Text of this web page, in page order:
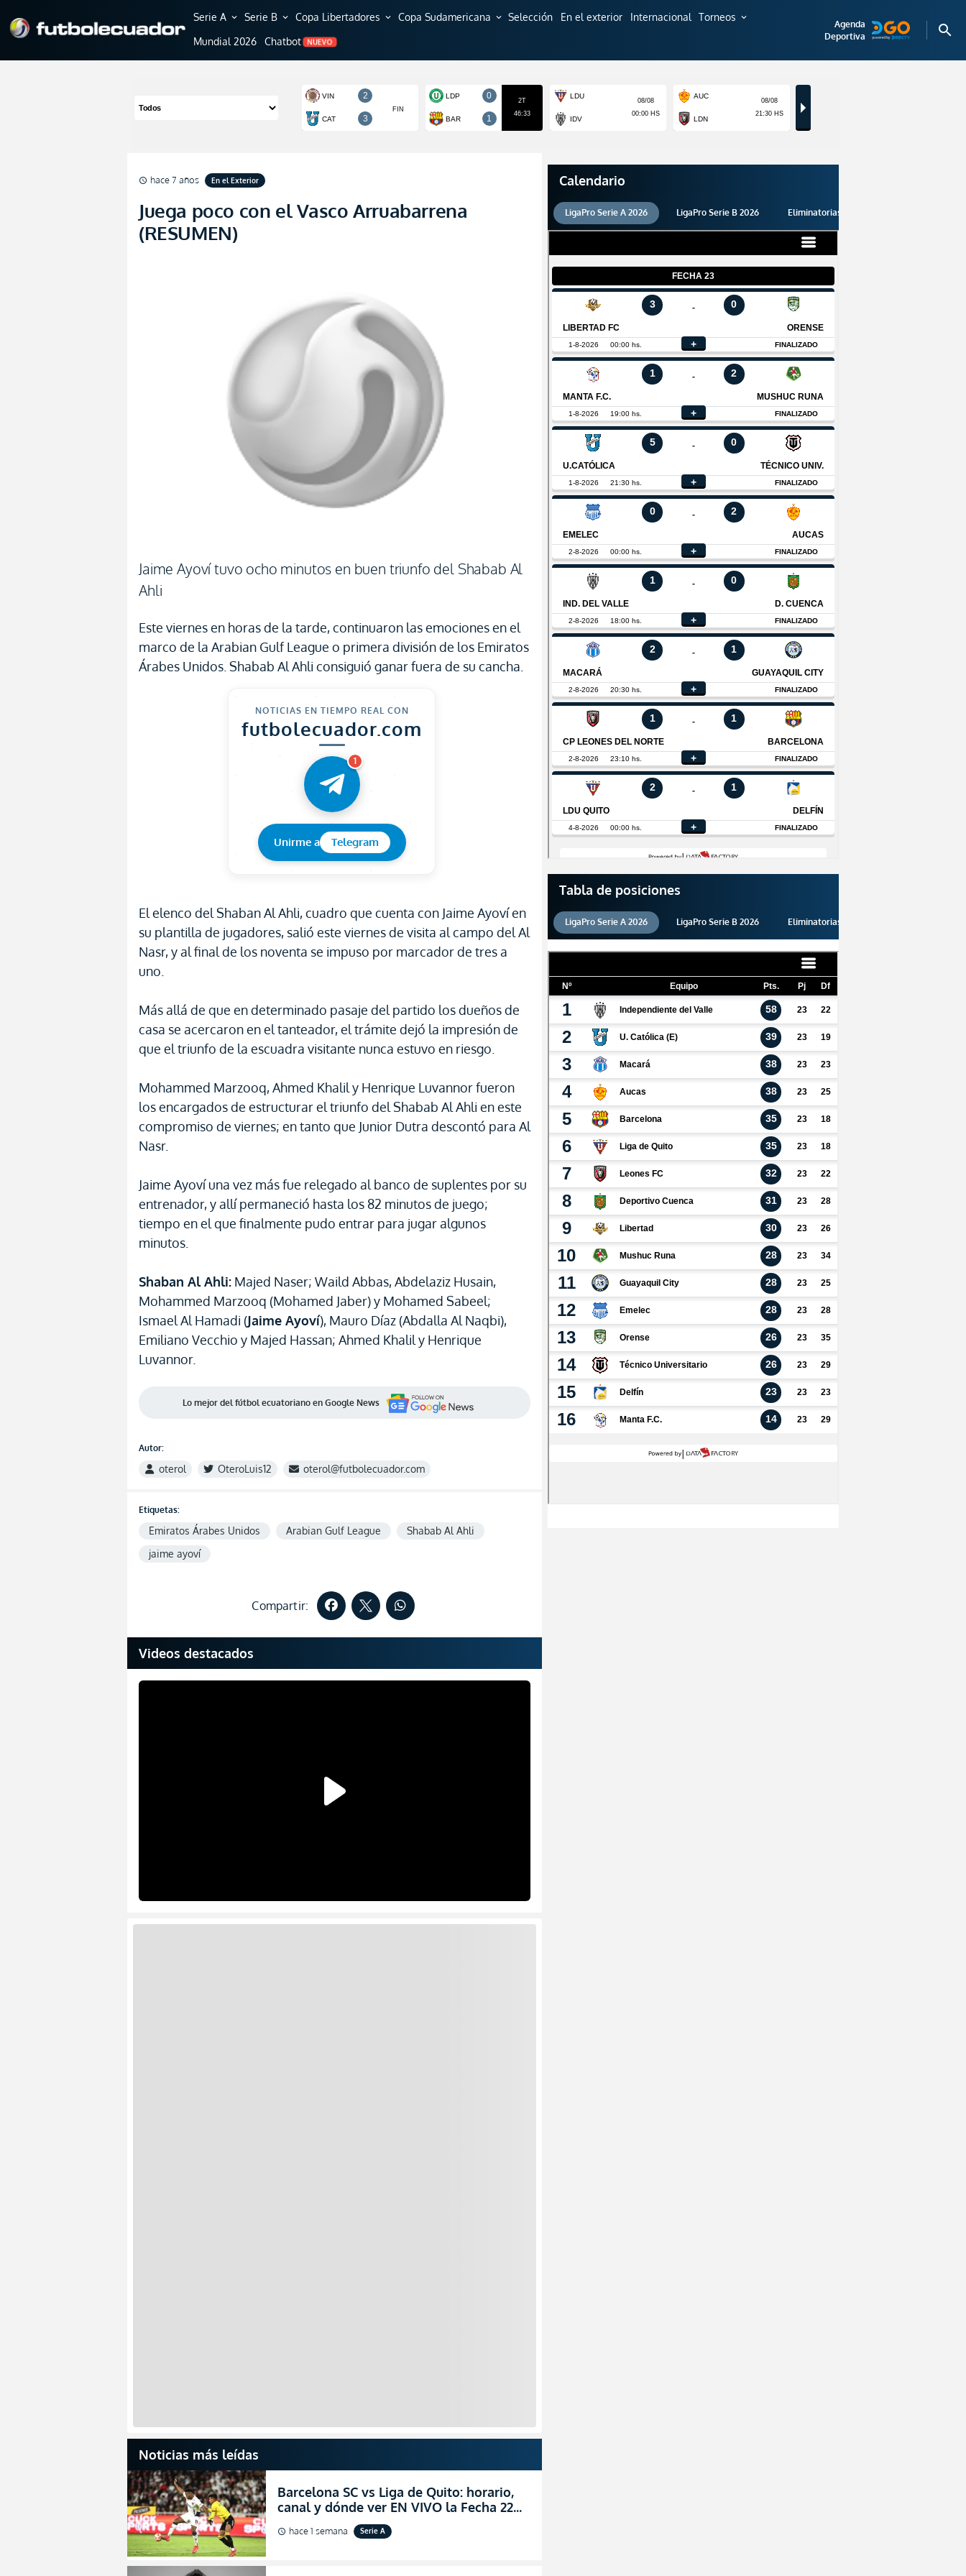
Serie A expand_more Serie B expand_more Copa Libertadores expand_more Copa Sudamericana expand_more Selección En el exterior Internacional Torneos expand_more
Mundial 2026 Chatbot NUEVO
Agenda
Deportiva
search
schedule hace 7 años En el Exterior
Juega poco con el Vasco Arruabarrena
(RESUMEN)
Jaime Ayoví tuvo ocho minutos en buen triunfo del Shabab Al
Ahli
Este viernes en horas de la tarde, continuaron las emociones en el
marco de la Arabian Gulf League o primera división de los Emiratos
Árabes Unidos. Shabab Al Ahli consiguió ganar fuera de su cancha.
NOTICIAS EN TIEMPO REAL CON
futbolecuador.com
1
Unirme a Telegram
El elenco del Shaban Al Ahli, cuadro que cuenta con Jaime Ayoví en
su plantilla de jugadores, salió este viernes de visita al campo del Al
Nasr, y al final de los noventa se impuso por marcador de tres a
uno.
Más allá de que en determinado pasaje del partido los dueños de
casa se acercaron en el tanteador, el trámite dejó la impresión de
que el triunfo de la escuadra visitante nunca estuvo en riesgo.
Mohammed Marzooq, Ahmed Khalil y Henrique Luvannor fueron
los encargados de estructurar el triunfo del Shabab Al Ahli en este
compromiso de viernes; en tanto que Junior Dutra descontó para Al
Nasr.
Jaime Ayoví una vez más fue relegado al banco de suplentes por su
entrenador, y allí permaneció hasta los 82 minutos de juego;
tiempo en el que finalmente pudo entrar para jugar algunos
minutos.
Shaban Al Ahli: Majed Naser; Waild Abbas, Abdelaziz Husain,
Mohammed Marzooq (Mohamed Jaber) y Mohamed Sabeel;
Ismael Al Hamadi (Jaime Ayoví), Mauro Díaz (Abdalla Al Naqbi),
Emiliano Vecchio y Majed Hassan; Ahmed Khalil y Henrique
Luvannor.
Lo mejor del fútbol ecuatoriano en Google News
Autor:
oterol OteroLuis12 oterol@futbolecuador.com
Etiquetas:
Emiratos Árabes Unidos Arabian Gulf League
Shabab Al Ahli
jaime ayoví
Compartir:
Videos destacados
Noticias más leídas
Barcelona SC vs Liga de Quito: horario,
canal y dónde ver EN VIVO la Fecha 22
de la LigaPro 2026
schedule hace 1 semana Serie A
Calendario
LigaPro Serie A 2026 LigaPro Serie B 2026 Eliminatorias 2026
Tabla de posiciones
LigaPro Serie A 2026 LigaPro Serie B 2026 Eliminatorias 2026